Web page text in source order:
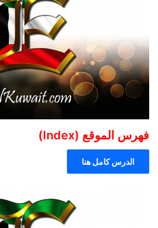
فهرس الموقع (Index)
الدرس كامل هنا